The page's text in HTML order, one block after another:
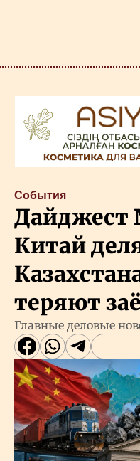
События
Дайджест
Китай
теряют
Главные деловые